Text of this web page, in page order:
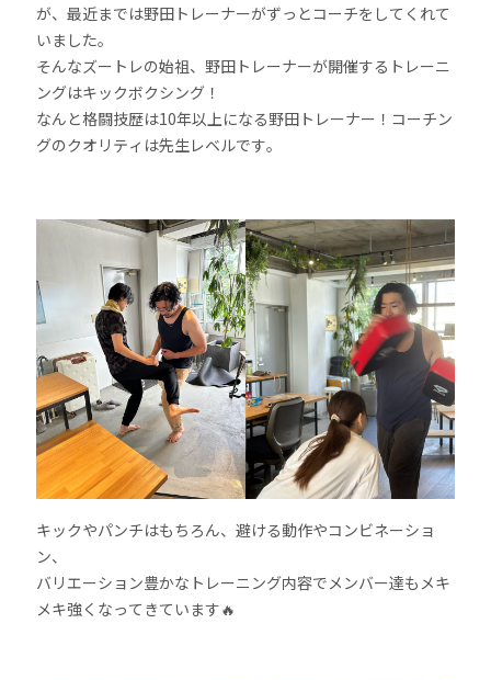
が、最近までは野田トレーナーがずっとコーチをしてくれて
いました。
そんなズートレの始祖、野田トレーナーが開催するトレーニ
ングはキックボクシング！
なんと格闘技歴は10年以上になる野田トレーナー！コーチン
グのクオリティは先生レベルです。
キックやパンチはもちろん、避ける動作やコンビネーショ
ン、
バリエーション豊かなトレーニング内容でメンバー達もメキ
メキ強くなってきています🔥